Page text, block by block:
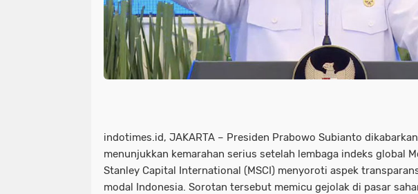
indotimes.id, JAKARTA – Presiden Prabowo Subianto dikabarkan
menunjukkan kemarahan serius setelah lembaga indeks global
Stanley Capital International (MSCI) menyoroti aspek
modal Indonesia. Sorotan tersebut memicu gejolak di pasar